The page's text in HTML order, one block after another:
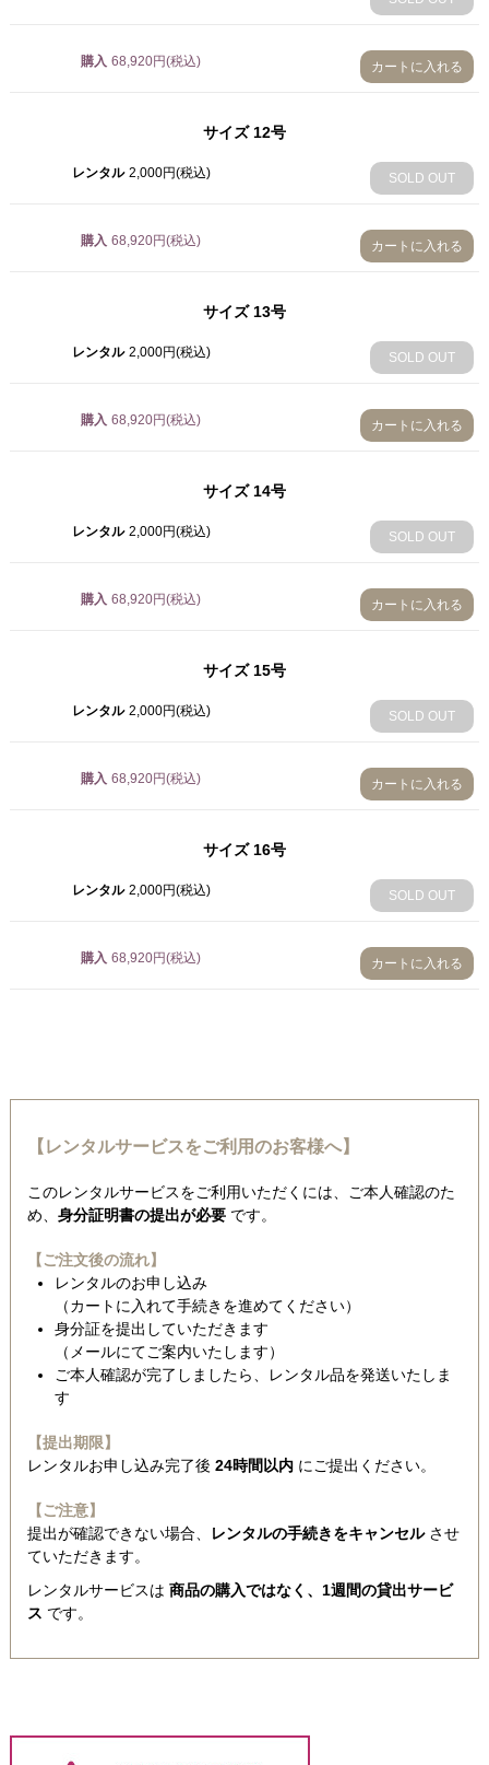
10号
68,920円(税込)
13号
16号
購入 68,920円(税込) カートに入れる
サイズ12号
レンタル 2,000円(税込) SOLD OUT
購入 68,920円(税込) カートに入れる
サイズ13号
レンタル 2,000円(税込) SOLD OUT
購入 68,920円(税込) カートに入れる
サイズ14号
レンタル 2,000円(税込) SOLD OUT
購入 68,920円(税込) カートに入れる
サイズ15号
レンタル 2,000円(税込) SOLD OUT
購入 68,920円(税込) カートに入れる
サイズ16号
レンタル 2,000円(税込) SOLD OUT
購入 68,920円(税込) カートに入れる
【レンタルサービスをご利用のお客様へ】
このレンタルサービスをご利用いただくには、ご本人確認のた
め、 身分証明書の提出が必要です。
【ご注文後の流れ】
レンタルのお申し込み
（カートに入れて手続きを進めてください）
身分証を提出していただきます
（メールにてご案内いたします）
ご本人確認が完了しましたら、レンタル品を発送いたしま
す
【提出期限】
レンタルお申し込み完了後 24時間以内にご提出ください。
【ご注意】
提出が確認できない場合、
レンタルの手続きをキャンセルさせ
ていただきます。
レンタルサービスは 商品の購入ではなく、1週間の貸出サービ
ス です。